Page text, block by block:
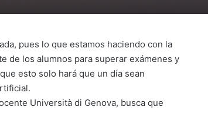
pues lo que estamos haciendo con la
de los alumnos para superar exámenes y
esto solo hará que un día sean
Università di Genova, busca que